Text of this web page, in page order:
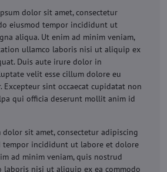
dolor sit amet, consectetur
eiusmod tempor incididunt ut
aliqua. Ut enim ad minim veniam,
ullamco laboris nisi ut aliquip ex
Duis aute irure dolor in
velit esse cillum dolore eu
sint occaecat cupidatat non
qui officia deserunt mollit anim id
dolor sit amet, consectetur adipiscing
tempor incididunt ut labore et dolore
ad minim veniam, quis nostrud
laboris nisi ut aliquip ex ea commodo